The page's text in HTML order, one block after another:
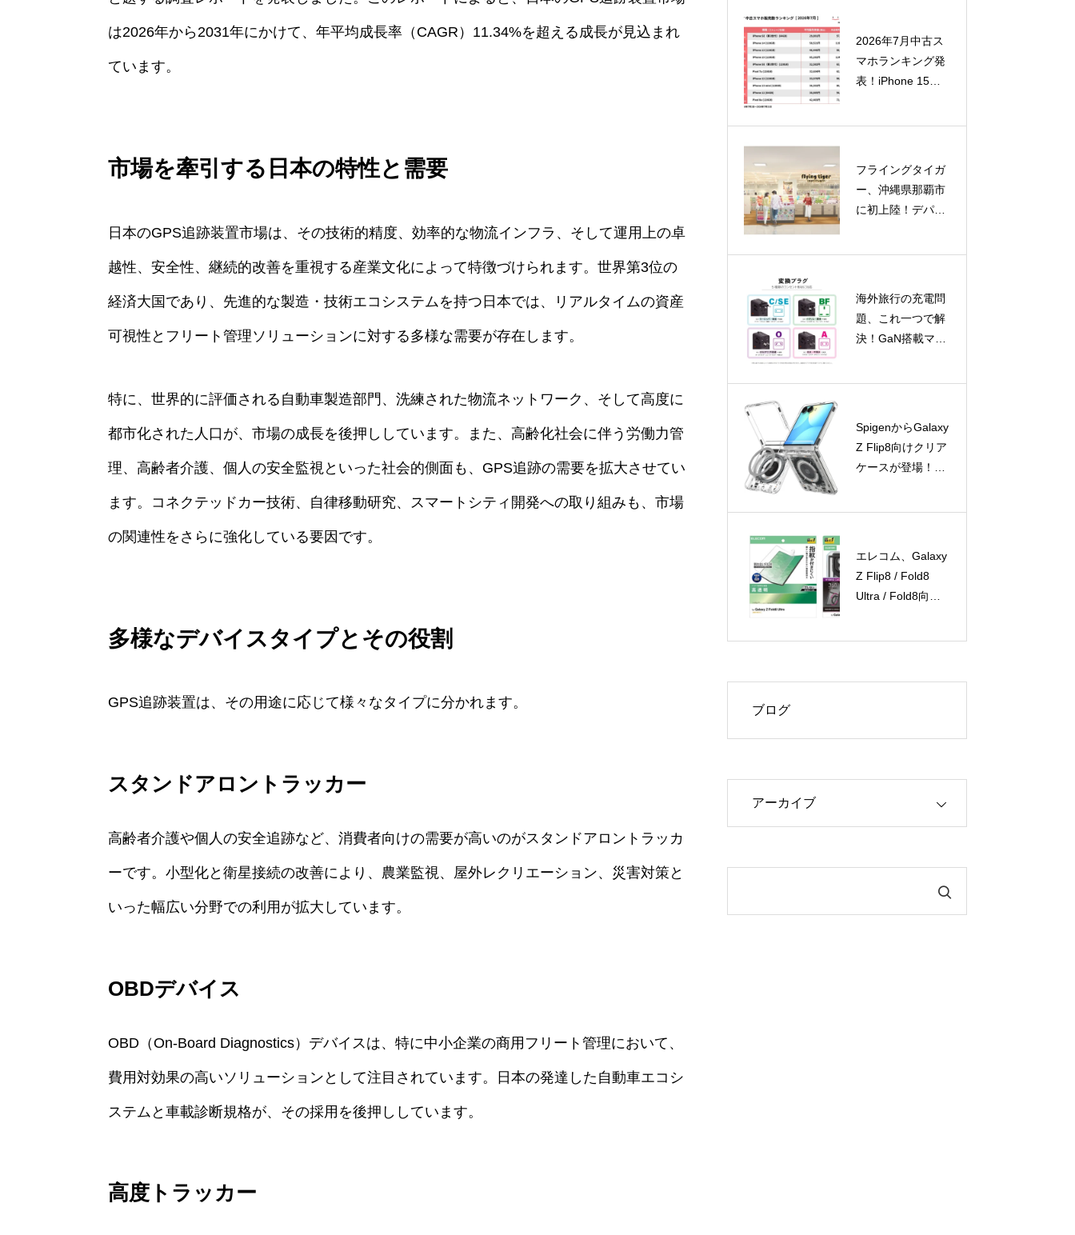
は2026年から2031年にかけて、年平均成長率（CAGR）11.34%を超える成長が見込まれ
ています。
市場を牽引する日本の特性と需要
日本のGPS追跡装置市場は、その技術的精度、効率的な物流インフラ、そして運用上の卓
越性、安全性、継続的改善を重視する産業文化によって特徴づけられます。世界第3位の
経済大国であり、先進的な製造・技術エコシステムを持つ日本では、リアルタイムの資産
可視性とフリート管理ソリューションに対する多様な需要が存在します。
特に、世界的に評価される自動車製造部門、洗練された物流ネットワーク、そして高度に
都市化された人口が、市場の成長を後押ししています。また、高齢化社会に伴う労働力管
理、高齢者介護、個人の安全監視といった社会的側面も、GPS追跡の需要を拡大させてい
ます。コネクテッドカー技術、自律移動研究、スマートシティ開発への取り組みも、市場
の関連性をさらに強化している要因です。
多様なデバイスタイプとその役割
GPS追跡装置は、その用途に応じて様々なタイプに分かれます。
スタンドアロントラッカー
高齢者介護や個人の安全追跡など、消費者向けの需要が高いのがスタンドアロントラッカ
ーです。小型化と衛星接続の改善により、農業監視、屋外レクリエーション、災害対策と
いった幅広い分野での利用が拡大しています。
OBDデバイス
OBD（On-Board Diagnostics）デバイスは、特に中小企業の商用フリート管理において、
費用対効果の高いソリューションとして注目されています。日本の発達した自動車エコシ
ステムと車載診断規格が、その採用を後押ししています。
高度トラッカー
2026年7月中古ス
マホランキング発
表！iPhone 15が
フライングタイガ
ー、沖縄県那覇市
に初上陸！デパー
も
海外旅行の充電問
題、これ一つで解
決！GaN搭載マル
SpigenからGalaxy
Z Flip8向けクリア
ケースが登場！
エレコム、Galaxy
Z Flip8 / Fold8
Ultra / Fold8向け
ブログ